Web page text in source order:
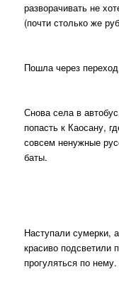
разворачивать не
(почти столько же
Пошла через переход
Снова села в
попасть к Каосану,
совсем ненужные
баты.
Наступали сумерки,
красиво подсветили
прогуляться по нему.